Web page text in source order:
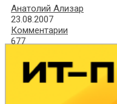
Анатолий Ализар
23.08.2007
Комментарии
677